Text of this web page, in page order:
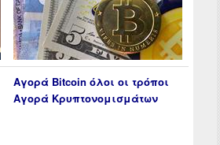
Αγορά Bitcoin όλοι οι τρόποι
Αγορά Κρυπτονομισμάτων